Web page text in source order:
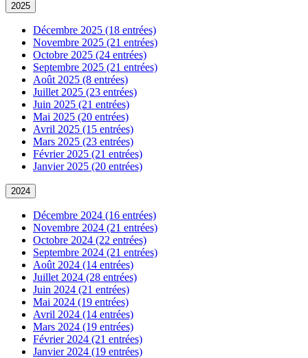
2025
Décembre 2025 (18 entrées)
Novembre 2025 (21 entrées)
Octobre 2025 (24 entrées)
Septembre 2025 (21 entrées)
Août 2025 (8 entrées)
Juillet 2025 (23 entrées)
Juin 2025 (21 entrées)
Mai 2025 (20 entrées)
Avril 2025 (15 entrées)
Mars 2025 (23 entrées)
Février 2025 (21 entrées)
Janvier 2025 (20 entrées)
2024
Décembre 2024 (16 entrées)
Novembre 2024 (21 entrées)
Octobre 2024 (22 entrées)
Septembre 2024 (21 entrées)
Août 2024 (14 entrées)
Juillet 2024 (28 entrées)
Juin 2024 (21 entrées)
Mai 2024 (19 entrées)
Avril 2024 (14 entrées)
Mars 2024 (19 entrées)
Février 2024 (21 entrées)
Janvier 2024 (19 entrées)